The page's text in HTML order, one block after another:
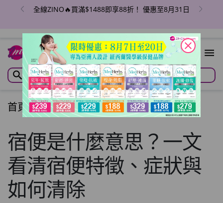
全線ZINO🔥買滿$1488即享88折！ 優惠至8月31日
首頁/文章/Articles
宿便是什麼意思？一文
看清宿便特徵、症狀與
如何清除
close